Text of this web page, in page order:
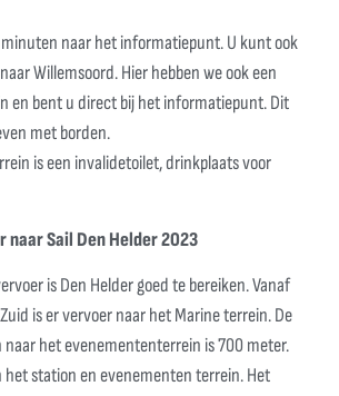
minuten naar het informatiepunt. U kunt ook
Willemsoord. Hier hebben we ook een
en bent u direct bij het informatiepunt. Dit
met borden.
is een invalidetoilet, drinkplaats voor
naar Sail Den Helder 2023
is Den Helder goed te bereiken. Vanaf
is er vervoer naar het Marine terrein.De
het evenemententerrein is 700 meter.
het station en evenementen terrein.Het